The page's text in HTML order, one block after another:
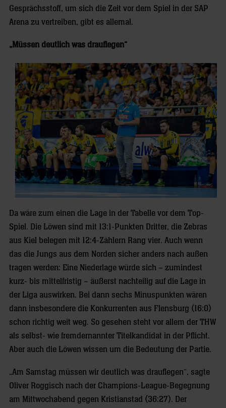
Gesprächsstoff, um sich die Zeit vor dem Spiel in der SAP
Arena zu vertreiben, gibt es allemal.
„Müssen deutlich was drauflegen“
Da wäre zum einen die Lage in der Tabelle vor dem Top-
Spiel. Die Löwen sind mit 13:1-Punkten Dritter, die Zebras
aus Kiel belegen mit 12:4-Zählern Rang vier. Auch wenn
das die Jungs aus dem Norden sicher anders nach außen
tragen werden: Eine Niederlage würde sich – zumindest
kurz- bis mittelfristig – äußerst nachteilig auf die Lage in
der Liga auswirken. Bei dann sechs Minuspunkten wären
dann insbesondere die Konkurrenten aus Flensburg (16:0)
schon richtig weit weg. So gesehen steht vor allem der THW
als selbst- wie fremdernannter Titelkandidat in der Pflicht.
Aber auch die Löwen wissen um die Bedeutung der Partie.
„Am Samstag müssen wir deutlich was drauflegen“, sagte
Oliver Roggisch nach der Champions-League-Begegnung
am Mittwochabend gegen Kristianstad (36:27). Der